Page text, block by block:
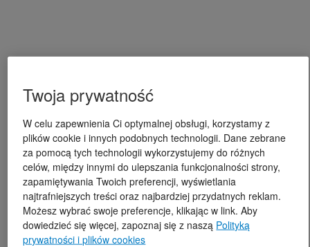
Twoja prywatność
W celu zapewnienia Ci optymalnej obsługi, korzystamy z
plików cookie i innych podobnych technologii. Dane zebrane
za pomocą tych technologii wykorzystujemy do różnych
celów, między innymi do ulepszania funkcjonalności strony,
zapamiętywania Twoich preferencji, wyświetlania
najtrafniejszych treści oraz najbardziej przydatnych reklam.
Możesz wybrać swoje preferencje, klikając w link. Aby
dowiedzieć się więcej, zapoznaj się z naszą Polityką
prywatności i plików cookies